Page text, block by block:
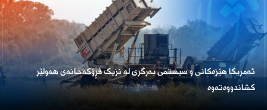
ئەمریكا هێزەكانی و سیستمی بەرگری لە نزیک فڕۆكەخانەی هەولێر
كشاندووەتەوە